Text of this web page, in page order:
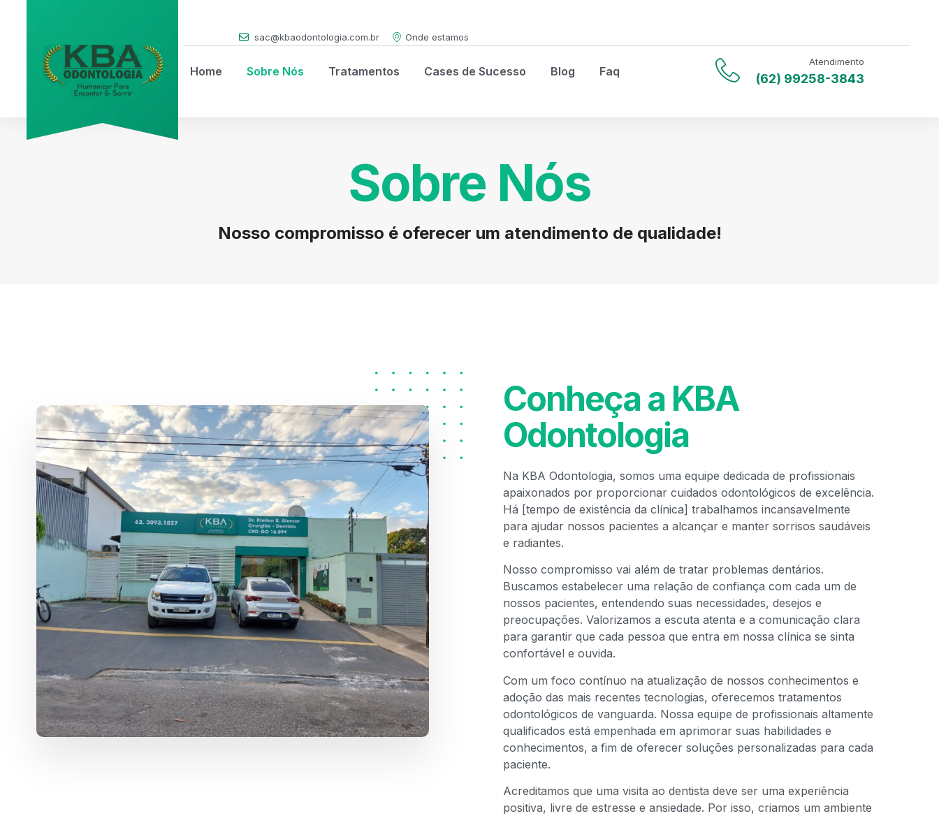
sac@kbaodontologia.com.br Onde estamos
Home Sobre Nós Tratamentos Cases de Sucesso Blog Faq
Atendimento
(62) 99258-3843
Sobre Nós
Nosso compromisso é oferecer um atendimento de qualidade!
Conheça a KBA
Odontologia
Na KBA Odontologia, somos uma equipe dedicada de profissionais
apaixonados por proporcionar cuidados odontológicos de excelência.
Há [tempo de existência da clínica] trabalhamos incansavelmente
para ajudar nossos pacientes a alcançar e manter sorrisos saudáveis
e radiantes.
Nosso compromisso vai além de tratar problemas dentários.
Buscamos estabelecer uma relação de confiança com cada um de
nossos pacientes, entendendo suas necessidades, desejos e
preocupações. Valorizamos a escuta atenta e a comunicação clara
para garantir que cada pessoa que entra em nossa clínica se sinta
confortável e ouvida.
Com um foco contínuo na atualização de nossos conhecimentos e
adoção das mais recentes tecnologias, oferecemos tratamentos
odontológicos de vanguarda. Nossa equipe de profissionais altamente
qualificados está empenhada em aprimorar suas habilidades e
conhecimentos, a fim de oferecer soluções personalizadas para cada
paciente.
Acreditamos que uma visita ao dentista deve ser uma experiência
positiva, livre de estresse e ansiedade. Por isso, criamos um ambiente